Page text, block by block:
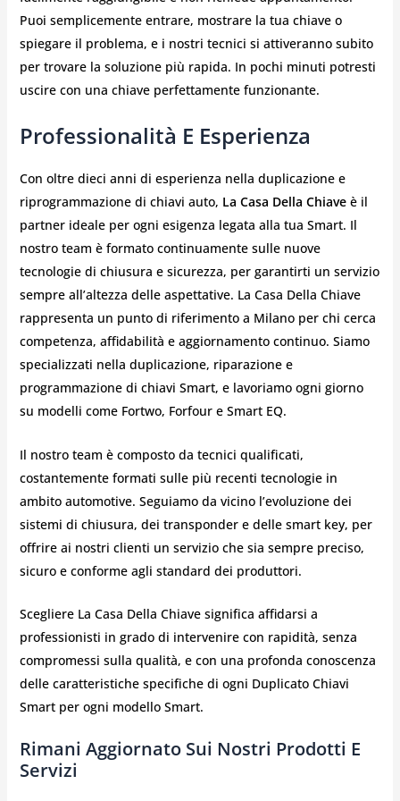
Puoi semplicemente entrare, mostrare la tua chiave o
spiegare il problema, e i nostri tecnici si attiveranno subito
per trovare la soluzione più rapida. In pochi minuti potresti
uscire con una chiave perfettamente funzionante.
Professionalità E Esperienza
Con oltre dieci anni di esperienza nella duplicazione e
riprogrammazione di chiavi auto, La Casa Della Chiaveè il
partner ideale per ogni esigenza legata alla tua Smart. Il
nostro team è formato continuamente sulle nuove
tecnologie di chiusura e sicurezza, per garantirti un servizio
sempre all’altezza delle aspettative. La Casa Della Chiave
rappresenta un punto di riferimento a Milano per chi cerca
competenza, affidabilità e aggiornamento continuo. Siamo
specializzati nella duplicazione, riparazione e
programmazione di chiavi Smart, e lavoriamo ogni giorno
su modelli come Fortwo, Forfour e Smart EQ.
Il nostro team è composto da tecnici qualificati,
costantemente formati sulle più recenti tecnologie in
ambito automotive. Seguiamo da vicino l’evoluzione dei
sistemi di chiusura, dei transponder e delle smart key, per
offrire ai nostri clienti un servizio che sia sempre preciso,
sicuro e conforme agli standard dei produttori.
Scegliere La Casa Della Chiave significa affidarsi a
professionisti in grado di intervenire con rapidità, senza
compromessi sulla qualità, e con una profonda conoscenza
delle caratteristiche specifiche di ogni Duplicato Chiavi
Smart per ogni modello Smart.
Rimani Aggiornato Sui Nostri Prodotti E
Servizi